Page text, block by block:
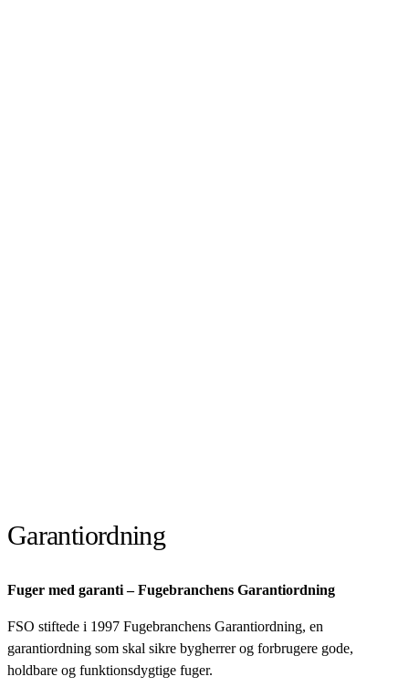
Garantiordning
Fuger med garanti – Fugebranchens Garantiordning
FSO stiftede i 1997 Fugebranchens Garantiordning, en
garantiordning som skal sikre bygherrer og forbrugere gode,
holdbare og funktionsdygtige fuger.